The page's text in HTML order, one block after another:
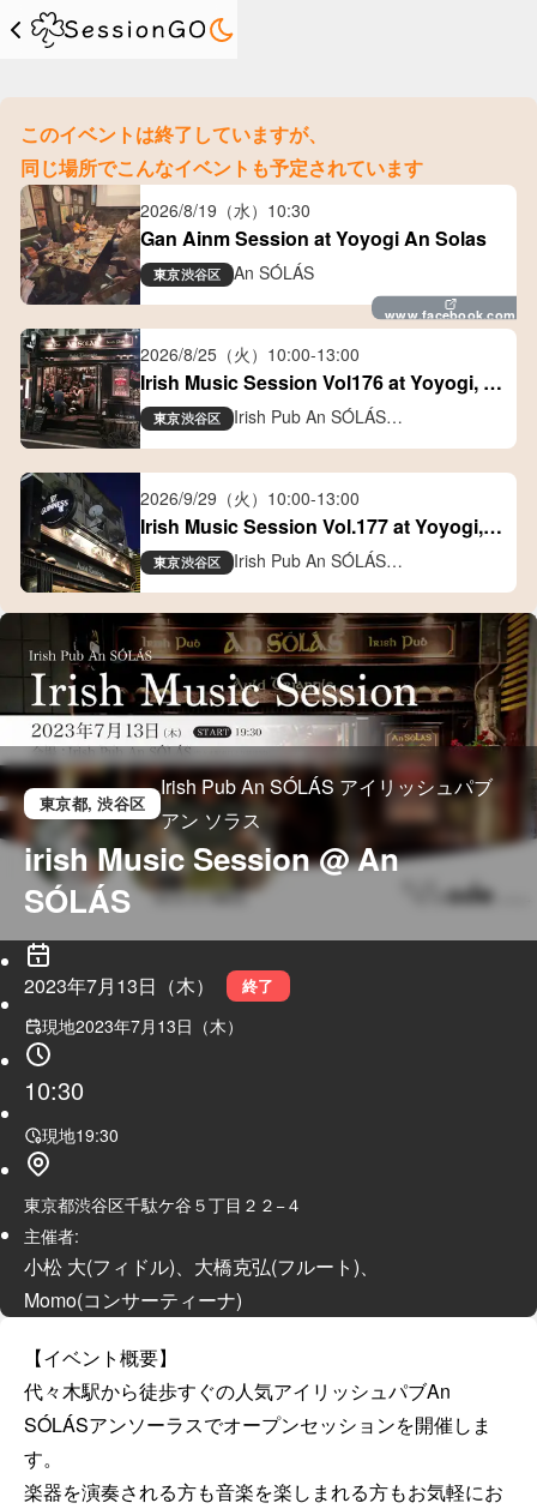
このイベントは終了していますが、
同じ場所でこんなイベントも予定されています
2026/8/19（水） 10:30
Gan Ainm Session at Yoyogi An Solas
東京渋谷区 An SÓLÁS
www.facebook.com
2026/8/25（火） 10:00-13:00
Irish Music Session Vol176 at Yoyogi,
Tokyo
東京渋谷区
Irish Pub An SÓLÁS
アイリッシュパブ アン ソラス
2026/9/29（火） 10:00-13:00
Irish Music Session Vol.177 at Yoyogi,
Tokyo
東京渋谷区
Irish Pub An SÓLÁS
アイリッシュパブ アン ソラス
東京都, 渋谷区
Irish Pub An SÓLÁS アイリッシュパブ
アン ソラス
irish Music Session @ An
SÓLÁS
2023年7月13日（木） 終了
現地2023年7月13日（木）
10:30
現地19:30
東京都渋谷区千駄ケ谷５丁目２２−４
主催者:
小松 大(フィドル)、大橋克弘(フルート)、
Momo(コンサーティーナ)
【イベント概要】
代々木駅から徒歩すぐの人気アイリッシュパブAn
SÓLÁSアンソーラスでオープンセッションを開催しま
す。
楽器を演奏される方も音楽を楽しまれる方もお気軽にお